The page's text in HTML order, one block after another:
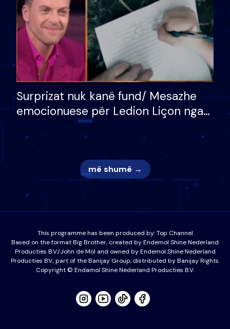
Surprizat nuk kanë fund/ Mesazhe
emocionuese për Ledion Liçon nga
nëna dhe fëmijët e tij, moderatori
nuk i mban dot lotët: Nuk meritoj…
më shumë →
This programme has been produced by:Top Channel
Based on the format Big Brother, created by Endemol Shine Nederland
Producties B.V./John de Mol and owned by Endemol Shine Nederland
Producties BV., part of the Banijay Group, distributed by Banijay Rights.
Copyright © Endamol Shine Nederland Producties B.V.